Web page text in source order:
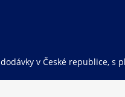
v České republice, s